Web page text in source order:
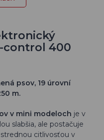
control 400
psov, 19 úrovní
m.
v mini modeloch je v
slabšia, ale postačuje
citlivosťou v